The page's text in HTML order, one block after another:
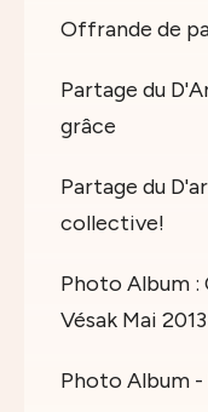
Offrande de
Partage du
grâce
Partage du
collective!
Photo Album
Vésak Mai 2013
Photo Album